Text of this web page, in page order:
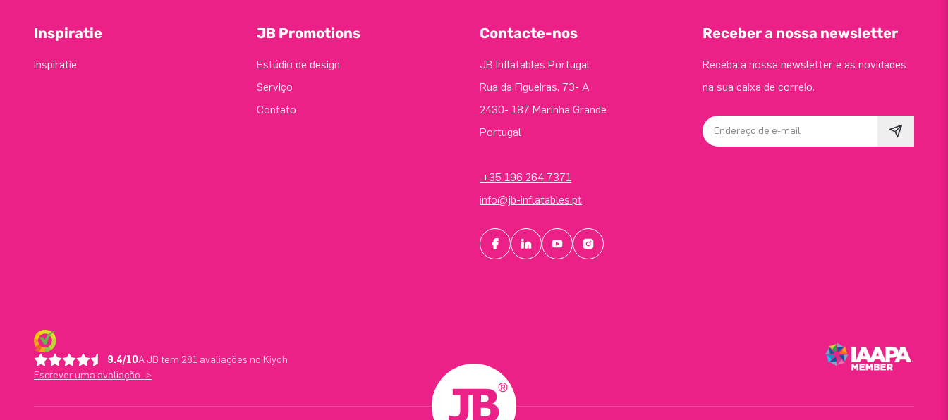
Inspiratie
Inspiratie
JB Promotions
Estúdio de design
Serviço
Contato
Contacte-nos
JB Inflatables Portugal
Rua da Figueiras, 73- A
2430- 187 Marinha Grande
Portugal
+35 196 264 7371
info@jb-inflatables.pt
Receber a nossa newsletter
Receba a nossa newsletter e as novidades
na sua caixa de correio.
Endereço de e-mail
9.4/10A JB tem 281 avaliações no Kiyoh
Escrever uma avaliação ->